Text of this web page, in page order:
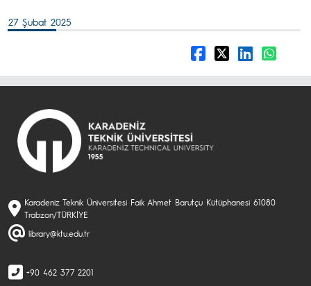
27 Şubat 2025
Karadeniz Teknik Üniversitesi Faik Ahmet Barutçu Kütüphanesi 61080
Trabzon/TÜRKİYE
library@ktu.edu.tr
+90 462 377 2201